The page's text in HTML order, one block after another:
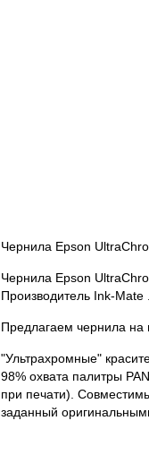
Чернила Epson
Чернила Epson
Производитель Ink-Mate .
Предлагаем чернила на
"Ультрахромные"
98% охвата палитры
при печати).
заданный